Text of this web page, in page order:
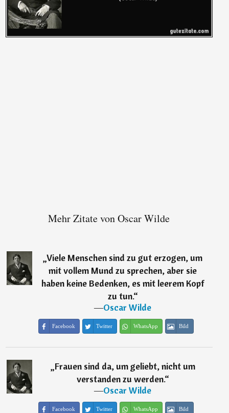
Mehr Zitate von Oscar Wilde
„Viele Menschen sind zu gut erzogen, um
mit vollem Mund zu sprechen, aber sie
haben keine Bedenken, es mit leerem Kopf
zu tun.“
―Oscar Wilde
Facebook Twitter WhatsApp Bild
„Frauen sind da, um geliebt, nicht um
verstanden zu werden.“
―Oscar Wilde
Facebook Twitter WhatsApp Bild